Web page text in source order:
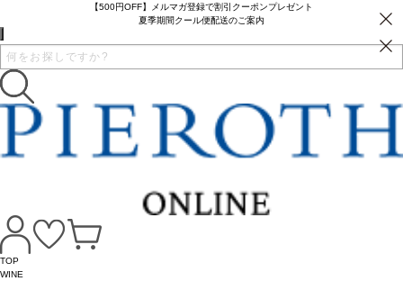
【500円OFF】メルマガ登録で割引クーポンプレゼント
夏季期間クール便配送のご案内
TOP
WINE